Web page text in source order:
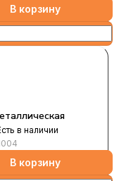
В корзину
в наличии
В корзину